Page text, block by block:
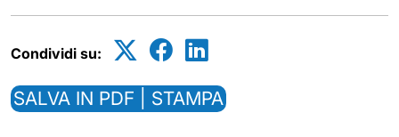
Condividi su:
SALVA IN PDF | STAMPA